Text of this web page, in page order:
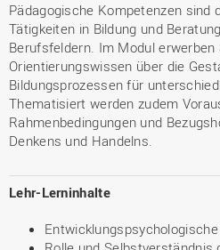
Pädagogische Kompetenzen sind
Tätigkeiten in Bildung und
Berufsfeldern. Im Modul
Orientierungswissen über die
Bildungsprozessen für
Thematisiert werden zudem
Rahmenbedingungen und
Denkens und Handelns.
Lehr-Lerninhalte